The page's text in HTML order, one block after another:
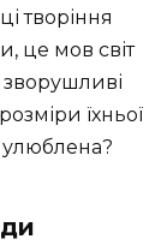
творіння
це мов світ
зворушливі
їхньої
улюблена?